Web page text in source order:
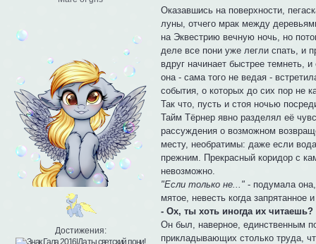
Достижения:
Оказавшись на поверхности,
луны, отчего мрак между
на Эквестрию вечную ночь, но
деле все пони уже легли спать, и
вдруг начинает быстрее темнеть,
она - сама того не ведая -
события, о которых до сих пор не
Так что, пусть и стоя ночью
Тайм Тёрнер явно разделял её
рассуждения о возможном
месту, необратимы: даже если
прежним. Прекрасный коридор с
невозможно.
"Если только не..."- подумала
мятое, невесть когда запрятанное
- Ох, ты хоть иногда их читаешь?
Он был, наверное, единственным
прикладывающих столько труда,